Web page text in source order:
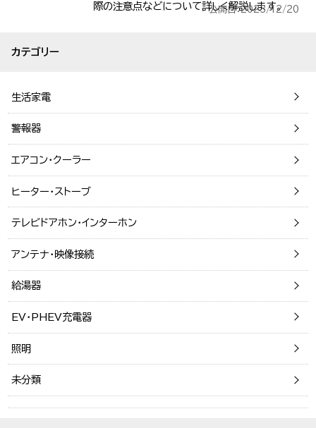
際の注意点などについて詳しく解説します。
公開日：2023/12/20
カテゴリー
生活家電
警報器
エアコン・クーラー
ヒーター・ストーブ
テレビドアホン・インターホン
アンテナ・映像接続
給湯器
EV・PHEV充電器
照明
未分類